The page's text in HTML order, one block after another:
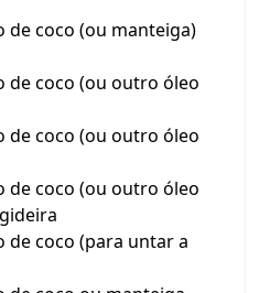
de coco (ou manteiga)
de coco (ou outro óleo
de coco (ou outro óleo
de coco (ou outro óleo
de coco (para untar a